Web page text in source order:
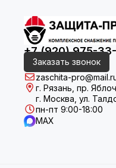
+7 (920) 975-
Заказать звонок
zaschita-
г. Рязань, пр.
г. Москва, ул.
пн-пт 9:00-18:00
MAX